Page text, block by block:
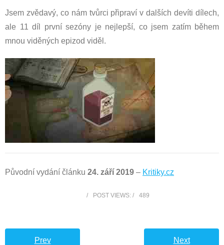
Jsem zvědavý, co nám tvůrci připraví v dalších devíti dílech,
ale 11 díl první sezóny je nejlepší, co jsem zatím během
mnou viděných epizod viděl.
Původní vydání článku 24. září 2019 – Kritiky.cz
POST VIEWS: 489
Prev Next